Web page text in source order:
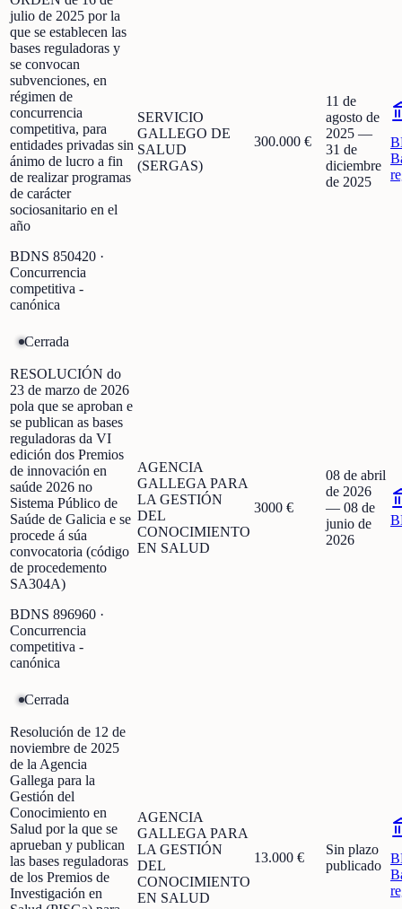
julio de 2025 por la
que se establecen las
bases reguladoras y
se convocan
subvenciones, en
régimen de
concurrencia
competitiva, para
entidades privadas sin
ánimo de lucro a fin
de realizar programas
de carácter
sociosanitario en el
año
BDNS 850420 ·
Concurrencia
competitiva -
canónica
SERVICIO
GALLEGO DE
SALUD
(SERGAS)
300.000 €
11 de
agosto de
2025 —
31 de
diciembre
de 2025
Cerrada
RESOLUCIÓN do
23 de marzo de 2026
pola que se aproban e
se publican as bases
reguladoras da VI
edición dos Premios
de innovación en
saúde 2026 no
Sistema Público de
Saúde de Galicia e se
procede á súa
convocatoria (código
de procedemento
SA304A)
BDNS 896960 ·
Concurrencia
competitiva -
canónica
AGENCIA
GALLEGA PARA
LA GESTIÓN
DEL
CONOCIMIENTO
EN SALUD
3000 €
08 de abril
de 2026
— 08 de
junio de
2026
Cerrada
Resolución de 12 de
noviembre de 2025
de la Agencia
Gallega para la
Gestión del
Conocimiento en
Salud por la que se
aprueban y publican
las bases reguladoras
de los Premios de
Investigación en
AGENCIA
GALLEGA PARA
LA GESTIÓN
DEL
CONOCIMIENTO
EN SALUD
13.000 €
Sin plazo
publicado